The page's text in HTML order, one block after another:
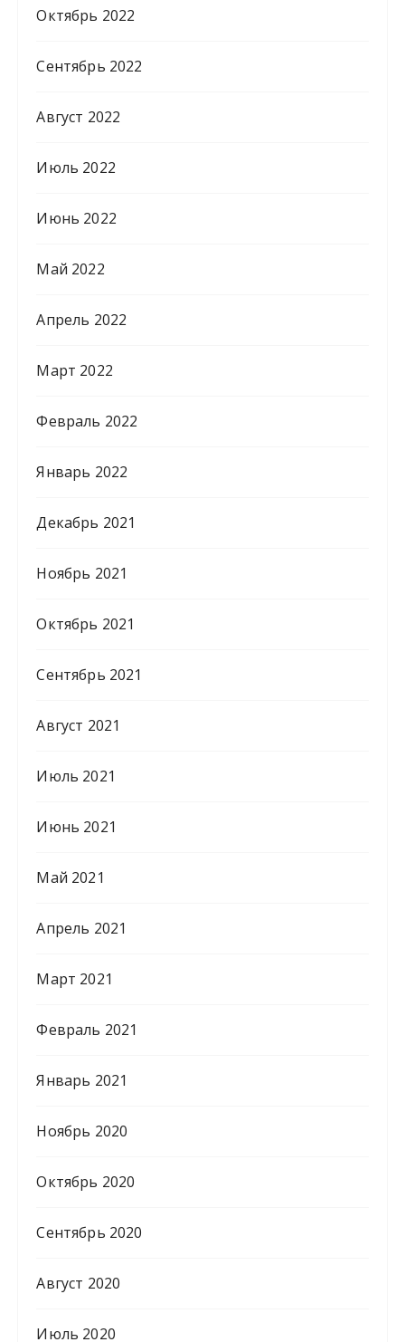
Октябрь 2022
Сентябрь 2022
Август 2022
Июль 2022
Июнь 2022
Май 2022
Апрель 2022
Март 2022
Февраль 2022
Январь 2022
Декабрь 2021
Ноябрь 2021
Октябрь 2021
Сентябрь 2021
Август 2021
Июль 2021
Июнь 2021
Май 2021
Апрель 2021
Март 2021
Февраль 2021
Январь 2021
Ноябрь 2020
Октябрь 2020
Сентябрь 2020
Август 2020
Июль 2020